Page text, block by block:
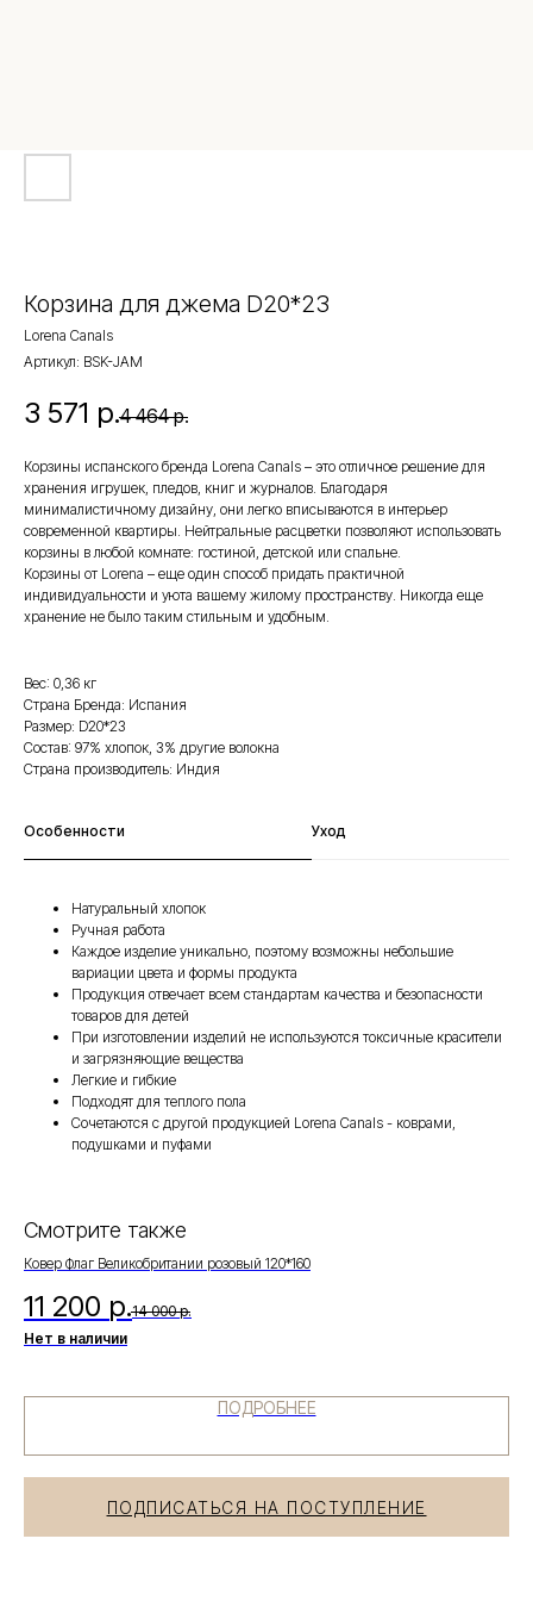
Корзина для джема D20*23
Lorena Canals
Артикул: BSK-JAM
3 571 р.4 464 р.
Корзины испанского бренда Lorena Canals – это отличное решение для
хранения игрушек, пледов, книг и журналов. Благодаря
минималистичному дизайну, они легко вписываются в интерьер
современной квартиры. Нейтральные расцветки позволяют использовать
корзины в любой комнате: гостиной, детской или спальне.
Корзины от Lorena – еще один способ придать практичной
индивидуальности и уюта вашему жилому пространству. Никогда еще
хранение не было таким стильным и удобным.
Вес: 0,36 кг
Страна Бренда: Испания
Размер: D20*23
Состав: 97% хлопок, 3% другие волокна
Страна производитель: Индия
Особенности Уход
Натуральный хлопок
Ручная работа
Каждое изделие уникально, поэтому возможны небольшие
вариации цвета и формы продукта
Продукция отвечает всем стандартам качества и безопасности
товаров для детей
При изготовлении изделий не используются токсичные красители
и загрязняющие вещества
Легкие и гибкие
Подходят для теплого пола
Сочетаются с другой продукцией Lorena Canals - коврами,
подушками и пуфами
Смотрите также
Ковер Флаг Великобритании розовый 120*160
11 200 р.14 000 р.
Нет в наличии
ПОДРОБНЕЕ
ПОДПИСАТЬСЯ НА ПОСТУПЛЕНИЕ